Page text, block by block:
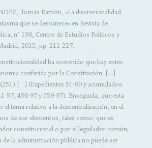
Tomás Ramón, «La discrecionalidad
que se desvanece» en Revista de
n° 196, Centro de Estudios Políticos y
2015, pp. 211-227.
ha sostenido que hay entes
conferida por la Constitución: […]
[…] (Expedientes 51-90 y acumulados:
97, 490-97 y 559-97). Enseguida, que esta
el tema relativo a la descentralización, en el
de sus elementos, tales como: que es
constitucional o por el legislador común;
de la administración pública no puede ser